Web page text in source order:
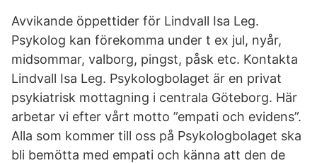
Avvikande öppettider för Lindvall Isa Leg.
Psykolog kan förekomma under t ex jul, nyår,
midsommar, valborg, pingst, påsk etc. Kontakta
Lindvall Isa Leg. Psykologbolaget är en privat
psykiatrisk mottagning i centrala Göteborg. Här
arbetar vi efter vårt motto ”empati och evidens”.
Alla som kommer till oss på Psykologbolaget ska
bli bemötta med empati och känna att den de